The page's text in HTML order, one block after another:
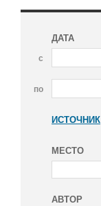
ДАТА
с
по
ИСТОЧНИК
МЕСТО
АВТОР